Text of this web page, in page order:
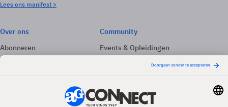
Lees ons manifest >
Over ons
Abonneren
Adverteren
Community
Events & Opleidingen